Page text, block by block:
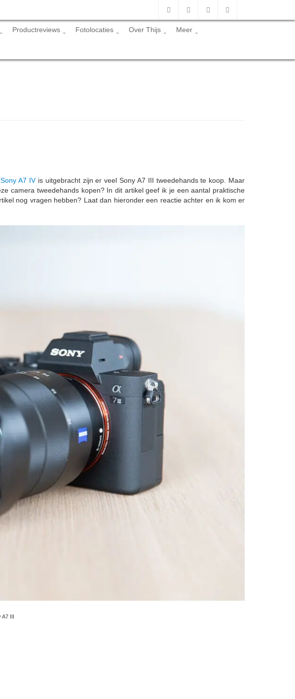
Productreviews Fotolocaties Over Thijs Meer
Sony A7 IVis uitgebracht zijn er veel Sony A7 III tweedehands te koop. Maar
camera tweedehands kopen? In dit artikel geef ik je een aantal praktische
nog vragen hebben? Laat dan hieronder een reactie achter en ik kom er
A7 III